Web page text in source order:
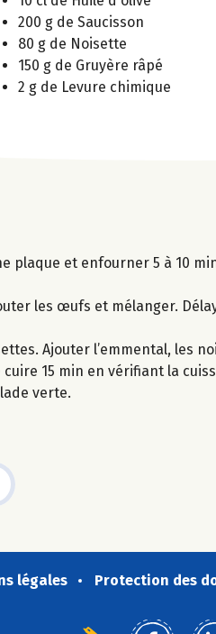
200 g de Saucisson
80 g de Noisette
150 g de Gruyère râpé
2 g de Levure chimique
plaque et enfourner 5 à 10
les œufs et mélanger.
Ajouter l’emmental, les
15 min en vérifiant la
verte.
légales Protection des